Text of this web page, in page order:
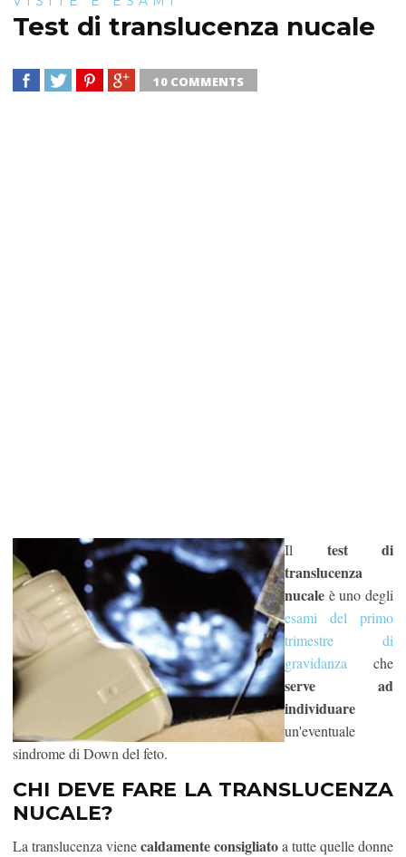
Test di translucenza nucale
10 COMMENTS
Il test di
translucenza
nucale è uno degli
esami del primo
trimestre di
gravidanza che
serve ad
individuare
un'eventuale
sindrome di Down del feto.
CHI DEVE FARE LA TRANSLUCENZA
NUCALE?
La translucenza vienecaldamente consigliatoa tutte quelle donne